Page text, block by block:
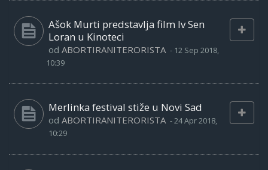
Ašok Murti predstavlja film Iv Sen
Loran u Kinoteci
od ABORTIRANITERORISTA - 12 Sep 2018,
10:39
Merlinka festival stiže u Novi Sad
od ABORTIRANITERORISTA -24 Apr 2018,
10:29